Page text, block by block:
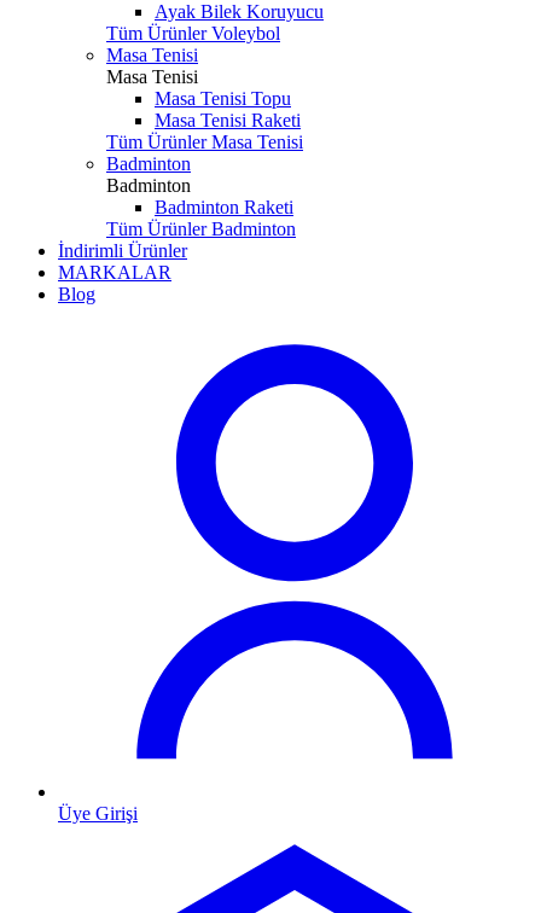
Ayak Bilek Koruyucu
Tüm Ürünler Voleybol
Masa Tenisi
Masa Tenisi
Masa Tenisi Topu
Masa Tenisi Raketi
Tüm Ürünler Masa Tenisi
Badminton
Badminton
Badminton Raketi
Tüm Ürünler Badminton
İndirimli Ürünler
MARKALAR
Blog
Üye Girişi